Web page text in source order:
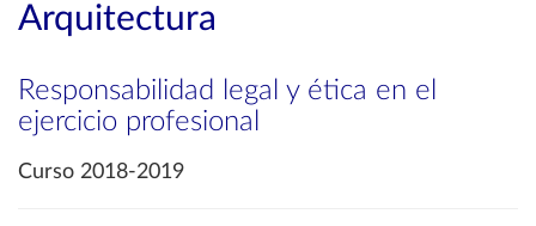
Arquitectura
Responsabilidad legal y ética en el
ejercicio profesional
Curso 2018-2019